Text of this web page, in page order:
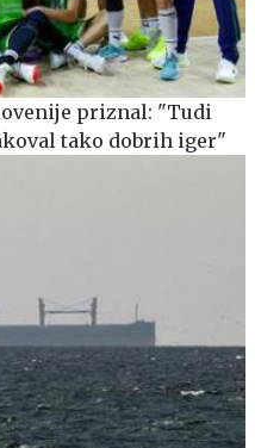
priznal: "Tudi
tako dobrih iger"